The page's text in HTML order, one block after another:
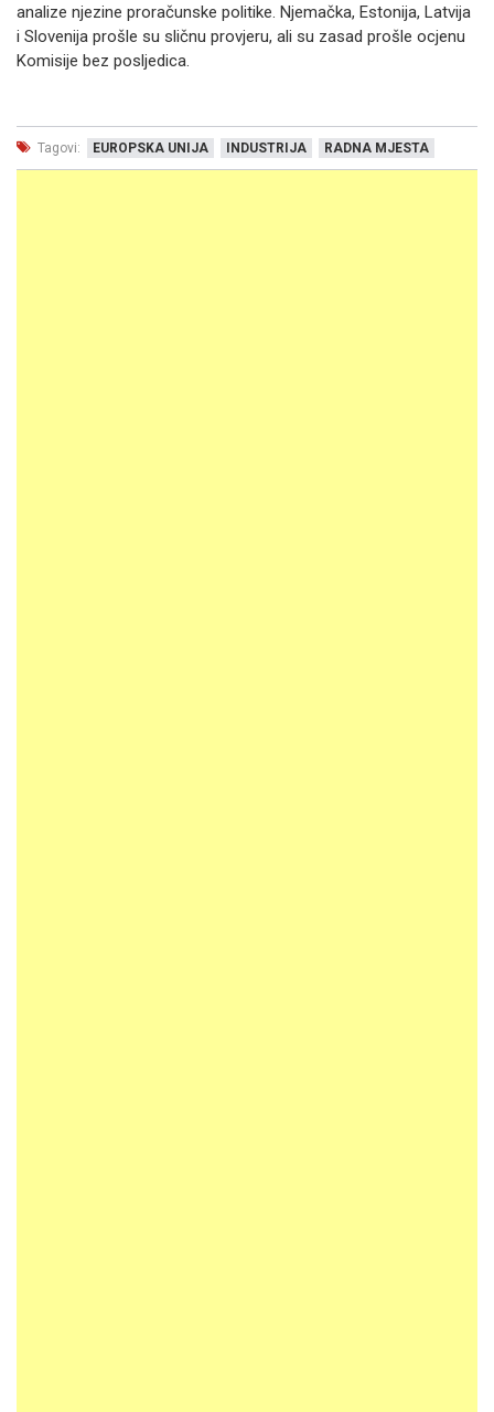
analize njezine proračunske politike. Njemačka, Estonija, Latvija
i Slovenija prošle su sličnu provjeru, ali su zasad prošle ocjenu
Komisije bez posljedica.
Tagovi: EUROPSKA UNIJA INDUSTRIJA RADNA MJESTA